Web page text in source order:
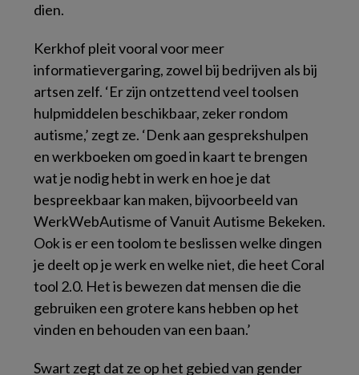
dien.
Kerkhof pleit vooral voor meer
informatievergaring, zowel bij bedrijven als bij
artsen zelf. ‘Er zijn ontzettend veel toolsen
hulpmiddelen beschikbaar, zeker rondom
autisme,’ zegt ze. ‘Denk aan gesprekshulpen
en werkboeken om goed in kaart te brengen
wat je nodig hebt in werk en hoe je dat
bespreekbaar kan maken, bijvoorbeeld van
WerkWebAutisme of Vanuit Autisme Bekeken.
Ook is er een toolom te beslissen welke dingen
je deelt op je werk en welke niet, die heet Coral
tool 2.0. Het is bewezen dat mensen die die
gebruiken een grotere kans hebben op het
vinden en behouden van een baan.’
Swart zegt dat ze op het gebied van gender